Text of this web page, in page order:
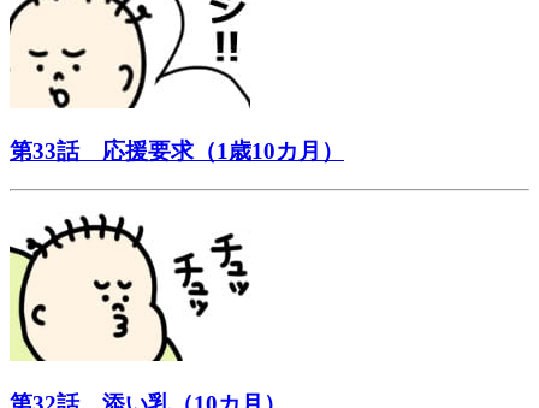
第33話 応援要求（1歳10カ月）